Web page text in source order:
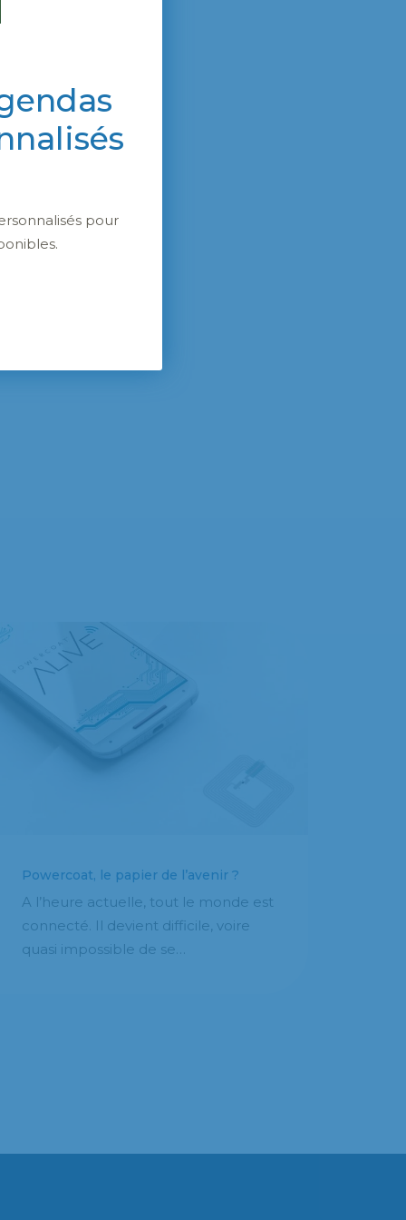
Powercoat, le papier de l’avenir ?
A l’heure actuelle, tout le monde est
connecté. Il devient difficile, voire
quasi impossible de se…
pour